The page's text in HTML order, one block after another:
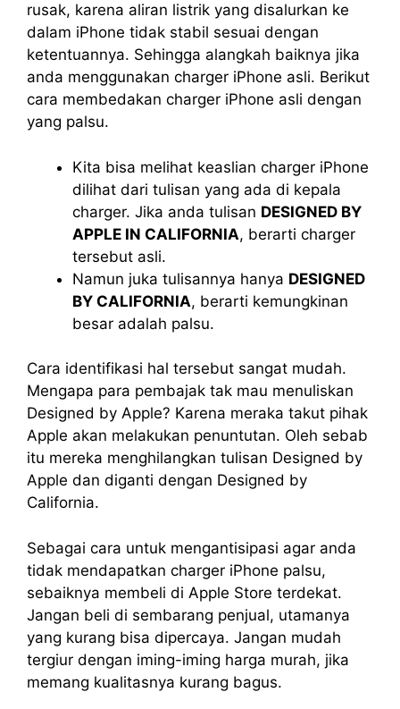
rusak, karena aliran listrik yang disalurkan ke
dalam iPhone tidak stabil sesuai dengan
ketentuannya. Sehingga alangkah baiknya jika
anda menggunakan charger iPhone asli. Berikut
cara membedakan charger iPhone asli dengan
yang palsu.
Kita bisa melihat keaslian charger iPhone
dilihat dari tulisan yang ada di kepala
charger. Jika anda tulisan DESIGNED BY
APPLE IN CALIFORNIA, berarti charger
tersebut asli.
Namun juka tulisannya hanya DESIGNED
BY CALIFORNIA, berarti kemungkinan
besar adalah palsu.
Cara identifikasi hal tersebut sangat mudah.
Mengapa para pembajak tak mau menuliskan
Designed by Apple? Karena meraka takut pihak
Apple akan melakukan penuntutan. Oleh sebab
itu mereka menghilangkan tulisan Designed by
Apple dan diganti dengan Designed by
California.
Sebagai cara untuk mengantisipasi agar anda
tidak mendapatkan charger iPhone palsu,
sebaiknya membeli di Apple Store terdekat.
Jangan beli di sembarang penjual, utamanya
yang kurang bisa dipercaya. Jangan mudah
tergiur dengan iming-iming harga murah, jika
memang kualitasnya kurang bagus.